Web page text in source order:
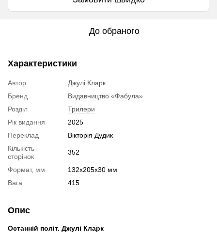
До обраного
Характеристики
Автор
Джулі Кларк
Бренд
Видавництво «Фабула»
Розділ
Трилери
Рік видання
2025
Переклад
Вікторія Дудик
Кількість
сторінок
352
Формат, мм
132х205х30 мм
Вага
415
Опис
Останній політ. Джулі Кларк